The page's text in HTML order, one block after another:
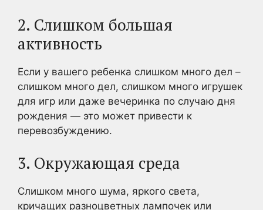
2. Слишком большая
активность
Если у вашего ребенка слишком много дел –
слишком много дел, слишком много игрушек
для игр или даже вечеринка по случаю дня
рождения — это может привести к
перевозбуждению.
3. Окружающая среда
Слишком много шума, яркого света,
кричащих разноцветных лампочек или